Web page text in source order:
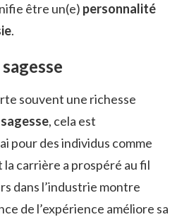
être un(e) personnalité
.
souvent une richesse
, cela est
pour des individus comme
la carrière a prospéré au fil
dans l’industrie montre
de l’expérience améliore sa